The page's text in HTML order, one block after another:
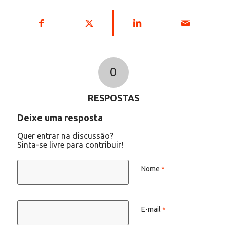
0
RESPOSTAS
Deixe uma resposta
Quer entrar na discussão?
Sinta-se livre para contribuir!
Nome *
E-mail *